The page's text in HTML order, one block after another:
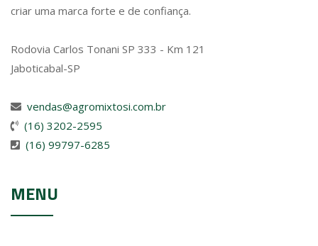
criar uma marca forte e de confiança.
Rodovia Carlos Tonani SP 333 - Km 121
Jaboticabal-SP
vendas@agromixtosi.com.br
(16) 3202-2595
(16) 99797-6285
MENU